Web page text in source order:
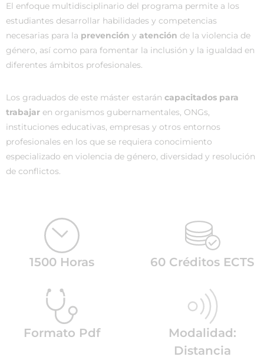
El enfoque multidisciplinario del programa permite a los
estudiantes desarrollar habilidades y competencias
necesarias para la prevención y atención de la violencia de
género, así como para fomentar la inclusión y la igualdad en
diferentes ámbitos profesionales.
Los graduados de este máster estarán capacitados para
trabajar en organismos gubernamentales, ONGs,
instituciones educativas, empresas y otros entornos
profesionales en los que se requiera conocimiento
especializado en violencia de género, diversidad y resolución
de conflictos.
1500 Horas 60 Créditos ECTS
Formato Pdf
Modalidad:
Distancia